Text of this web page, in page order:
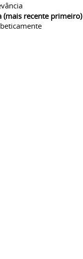
(mais recente primeiro)